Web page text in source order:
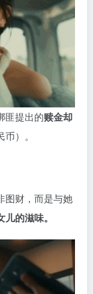
匪提出的赎金却
）。
图财，而是与她
的滋味。